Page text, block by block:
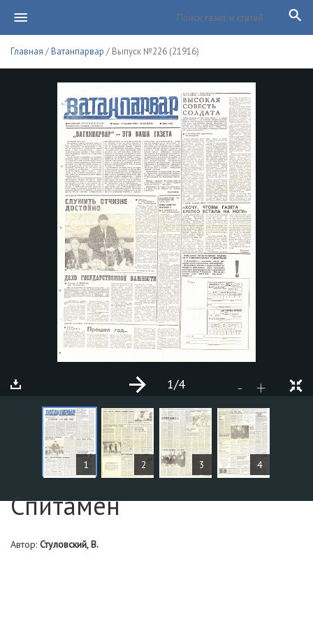
Главная /Ватанпарвар / Выпуск №226 (21916)
1 2 3 4
- +
1/4
Страница №3
Спитамен
Автор: Стуловский, В.